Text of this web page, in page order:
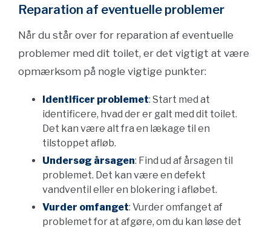
Reparation af eventuelle problemer
Når du står over for reparation af eventuelle
problemer med dit toilet, er det vigtigt at være
opmærksom på nogle vigtige punkter:
Identificer problemet: Start med at
identificere, hvad der er galt med dit toilet.
Det kan være alt fra en lækage til en
tilstoppet afløb.
Undersøg årsagen: Find ud af årsagen til
problemet. Det kan være en defekt
vandventil eller en blokering i afløbet.
Vurder omfanget: Vurder omfanget af
problemet for at afgøre, om du kan løse det